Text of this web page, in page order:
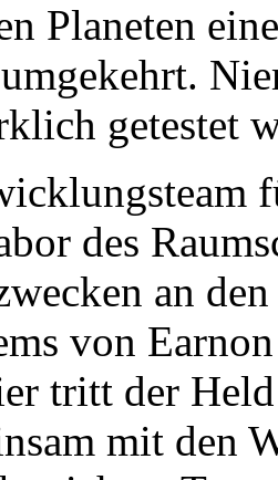
Planeten
getestet
des
an
von
tritt der
mit den